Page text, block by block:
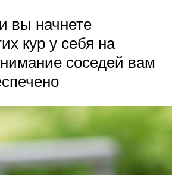
вы начнете
кур у себя на
соседей вам